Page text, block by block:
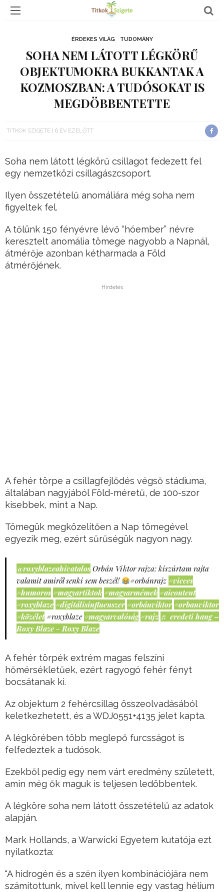
ÉRDEKES VILÁG TUDOMÁNY
SOHA NEM LÁTOTT LÉGKÖRŰ
OBJEKTUMOKRA BUKKANTAK A
KOZMOSZBAN: A TUDÓSOKAT IS
MEGDÖBBENTETTE
TITKOK SZIGETE 6 ÉV EZELŐTT
Soha nem látott légkörű csillagot fedezett fel
egy nemzetközi csillagászcsoport.
Ilyen összetételű anomáliára még soha nem
figyeltek fel.
A tőlünk 150 fényévre lévő “hóember” névre
keresztelt anomália tömege nagyobb a Napnál,
átmérője azonban kétharmada a Föld
átmérőjének.
Hirdetés
A fehér törpe a csillagfejlődés végső stádiuma,
általában nagyjából Föld-méretű, de 100-szor
kisebbek, mint a Nap.
Tömegük megközelítően a Nap tömegével
egyezik meg, ezért sűrűségük nagyon nagy.
@roxyblazeahivatalos Orbán Viktor rajza: kiszúrtam rajta
valamit amiről senki sem beszél!
#orbánrajz #vicces
#humoros #magyartiktok #magyarmémek #aicontent
#roxyblaze #digitálisinfluenszer #orbánviktor #orbanviktor
#közélet #roxyblaze #magyarvalóság #rajz ♬ eredeti hang –
Roxy Blaze - Roxy Blaze
A fehér törpék extrém magas felszíni
hőmérsékletűek, ezért ragyogó fehér fényt
bocsátanak ki.
Az objektum 2 fehércsillag összeolvadásából
keletkezhetett, és a WDJ0551+4135 jelet kapta.
A légkörében több meglepő furcsságot is
felfedeztek a tudósok.
Ezekből pedig egy nem várt eredmény született,
amin még ők maguk is teljesen ledöbbentek.
A légköre soha nem látott összetételű az adatok
alapján.
Mark Hollands, a Warwicki Egyetem kutatója ezt
nyilatkozta:
“A hidrogén és a szén ilyen kombinációjára nem
számítottunk, mivel kell lennie egy vastag hélium